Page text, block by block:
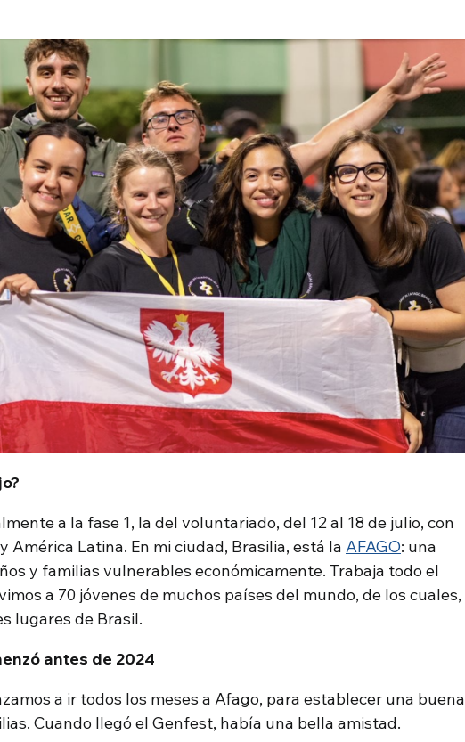
a la fase 1, la del voluntariado, del 12 al 18 de julio, con
América Latina. En mi ciudad, Brasilia, está la AFAGO: una
y familias vulnerables económicamente. Trabaja todo el
a 70 jóvenes de muchos países del mundo, de los cuales,
lugares de Brasil.
antes de 2024
a ir todos los meses a Afago, para establecer una buena
Cuando llegó el Genfest, había una bella amistad.